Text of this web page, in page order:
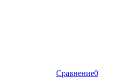
Сравнение0